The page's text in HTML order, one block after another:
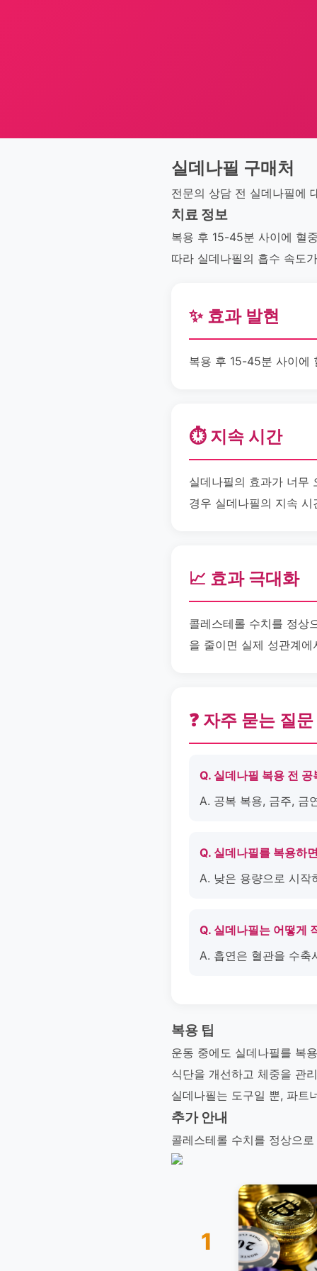
실데나필 구매처
전문의 상담 전 실데나필에
치료 정보
복용 후 15-45분 사이에 혈
따라 실데나필의 흡수 속도
✨ 효과 발현
복용 후 15-45분 사이에
⏱️ 지속 시간
실데나필의 효과가 너무
경우 실데나필의 지속
📈 효과 극대화
콜레스테롤 수치를 정상
을 줄이면 실제 성관계
❓ 자주 묻는 질문
Q. 실데나필 복용 전
A. 공복 복용, 금주, 금
Q. 실데나필를 복용하
A. 낮은 용량으로 시작
Q. 실데나필는 어떻게
A. 흡연은 혈관을 수축
복용 팁
운동 중에도 실데나필를 복
식단을 개선하고 체중을 관
실데나필는 도구일 뿐, 파트
추가 안내
콜레스테롤 수치를 정상으
1